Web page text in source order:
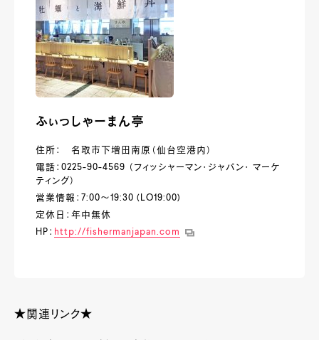
ふぃっしゃーまん亭
住所： 名取市下増田南原（仙台空港内）
電話：0225-90-4569 （フィッシャーマン・ジャパン・ マーケ
ティング）
営業情報：7:00～19:30 (LO19:00)
定休日：年中無休
HP： http://fishermanjapan.com
★関連リンク★